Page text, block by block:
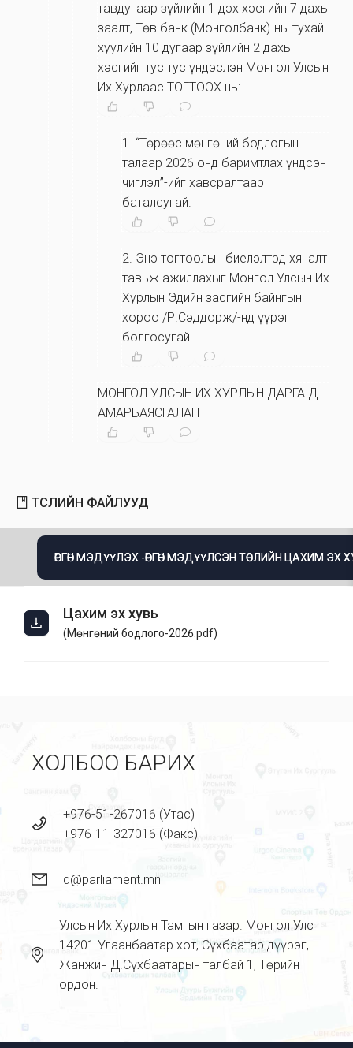
тавдугаар зүйлийн 1 дэх хэсгийн 7 дахь
заалт, Төв банк (Монголбанк)-ны тухай
хуулийн 10 дугаар зүйлийн 2 дахь
хэсгийг тус тус үндэслэн Монгол Улсын
Их Хурлаас ТОГТООХ нь:
1 . “Төрөөс мөнгөний бодлогын
талаар 2026 онд баримтлах үндсэн
чиглэл”-ийг хавсралтаар
баталсугай.
2. Энэ тогтоолын биелэлтэд хяналт
тавьж ажиллахыг Монгол Улсын Их
Хурлын Эдийн засгийн байнгын
хороо /Р.Сэддорж/-нд үүрэг
болгосугай.
МОНГОЛ УЛСЫН ИХ ХУРЛЫН ДАРГА Д.
АМАРБАЯСГАЛАН
ТӨСЛИЙН ФАЙЛУУД
ӨРГӨН МЭДҮҮЛЭХ -ӨРГӨН МЭДҮҮЛСЭН ТӨСЛИЙН ЦАХИМ ЭХ
Цахим эх хувь
(Мөнгөний бодлого-2026.pdf)
ХОЛБОО БАРИХ
+976-51-267016 (Утас)
+976-11-327016 (Факс)
d@parliament.mn
Улсын Их Хурлын Тамгын газар. Монгол Улс
14201 Улаанбаатар хот, Сүхбаатар дүүрэг,
Жанжин Д.Сүхбаатарын талбай 1, Төрийн
ордон.